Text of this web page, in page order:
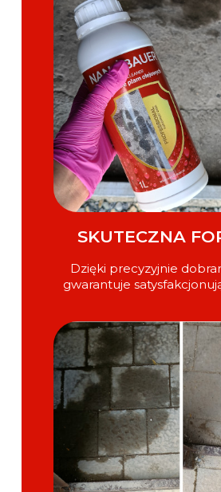
SKUTECZNA
Dzięki precyzyjnie
gwarantuje